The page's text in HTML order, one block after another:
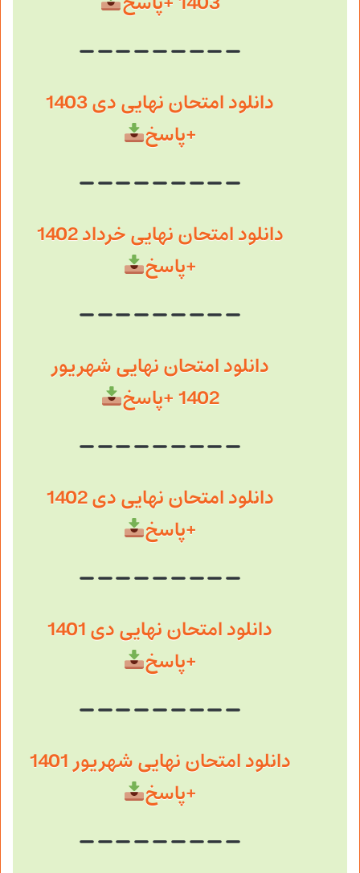
دانلود امتحان نهایی دی 1403
+پاسخ
دانلود امتحان نهایی خرداد 1402
+پاسخ
دانلود امتحان نهایی شهریور
1402 +پاسخ
دانلود امتحان نهایی دی 1402
+پاسخ
دانلود امتحان نهایی دی 1401
+پاسخ
دانلود امتحان نهایی شهریور 1401
+پاسخ